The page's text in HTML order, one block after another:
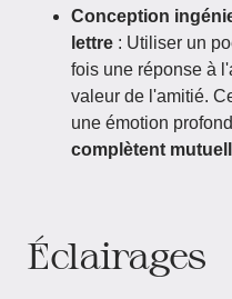
Conception
lettre : Utiliser un
fois une réponse à
valeur de l'amitié.
une émotion
complètent
Éclairages